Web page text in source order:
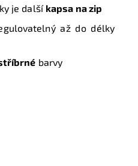
je další kapsa na zip
až do délky
barvy